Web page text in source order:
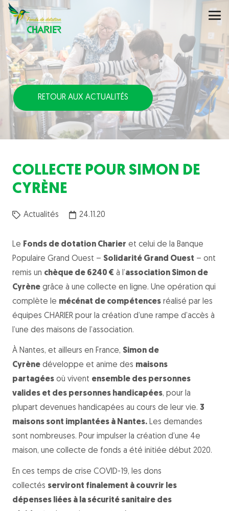
RETOUR AUX ACTUALITÉS
COLLECTE POUR SIMON DE
CYRÈNE
Actualités 24.11.20
Le Fonds de dotation Charier et celui de la Banque
Populaire Grand Ouest – Solidarité Grand Ouest – ont
remis un chèque de 6240 € à l’association Simon de
Cyrène grâce à une collecte en ligne. Une opération qui
complète le mécénat de compétences réalisé par les
équipes CHARIER pour la création d’une rampe d’accès à
l’une des maisons de l’association.
À Nantes, et ailleurs en France, Simon de
Cyrène développe et anime des maisons
partagées où vivent ensemble des personnes
valides et des personnes handicapées, pour la
plupart devenues handicapées au cours de leur vie. 3
maisons sont implantées à Nantes. Les demandes
sont nombreuses. Pour impulser la création d’une 4e
maison, une collecte de fonds a été initiée début 2020.
En ces temps de crise COVID-19, les dons
collectés serviront finalement à couvrir les
dépenses liées à la sécurité sanitaire des